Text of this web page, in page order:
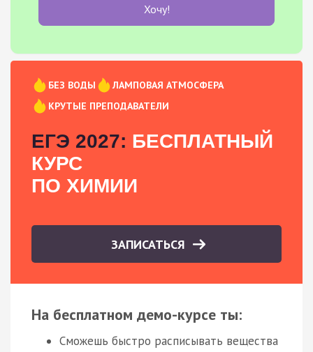
Хочу!
БЕЗ ВОДЫ
ЛАМПОВАЯ АТМОСФЕРА
КРУТЫЕ ПРЕПОДАВАТЕЛИ
ЕГЭ 2027: БЕСПЛАТНЫЙ
КУРС
ПО ХИМИИ
ЗАПИСАТЬСЯ
На бесплатном демо-курсе ты:
Сможешь быстро расписывать вещества